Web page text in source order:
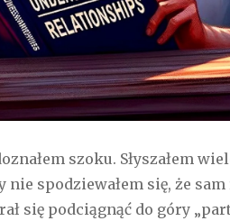
szoku. Słyszałem
spodziewałem się, że
się podciągnąć do góry